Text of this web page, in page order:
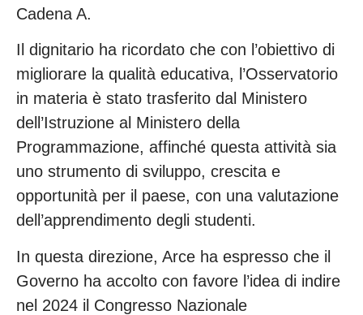
Cadena A.
Il dignitario ha ricordato che con l’obiettivo di
migliorare la qualità educativa, l’Osservatorio
in materia è stato trasferito dal Ministero
dell’Istruzione al Ministero della
Programmazione, affinché questa attività sia
uno strumento di sviluppo, crescita e
opportunità per il paese, con una valutazione
dell’apprendimento degli studenti.
In questa direzione, Arce ha espresso che il
Governo ha accolto con favore l’idea di indire
nel 2024 il Congresso Nazionale